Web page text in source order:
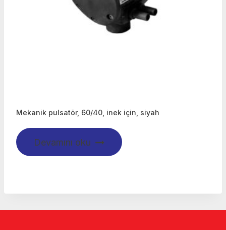
Mekanik pulsatör, 60/40, inek için, siyah
Devamını oku